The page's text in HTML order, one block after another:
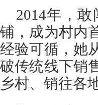
2014年，
铺，成为村内
经验可循，她
破传统线下销
乡村、销往各